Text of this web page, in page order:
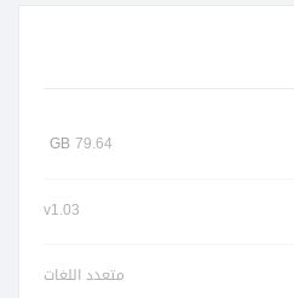
79.64
GB
v1.03
متعدد اللغات